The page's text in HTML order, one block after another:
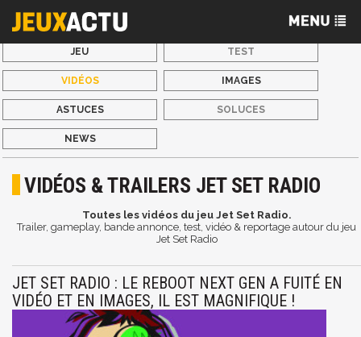
JEU TEST
VIDÉOS IMAGES
ASTUCES SOLUCES
NEWS
VIDÉOS & TRAILERS JET SET RADIO
Toutes les vidéos du jeu Jet Set Radio.
Trailer, gameplay, bande annonce, test, vidéo & reportage autour du jeu
Jet Set Radio
JET SET RADIO : LE REBOOT NEXT GEN A FUITÉ EN
VIDÉO ET EN IMAGES, IL EST MAGNIFIQUE !